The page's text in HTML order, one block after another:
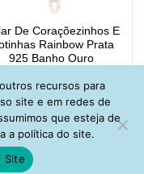
De Coraçõezinhos E
Rainbow Prata
925 Banho Ouro
recursos para
site e em redes de
que esteja de
a política do site.
Site